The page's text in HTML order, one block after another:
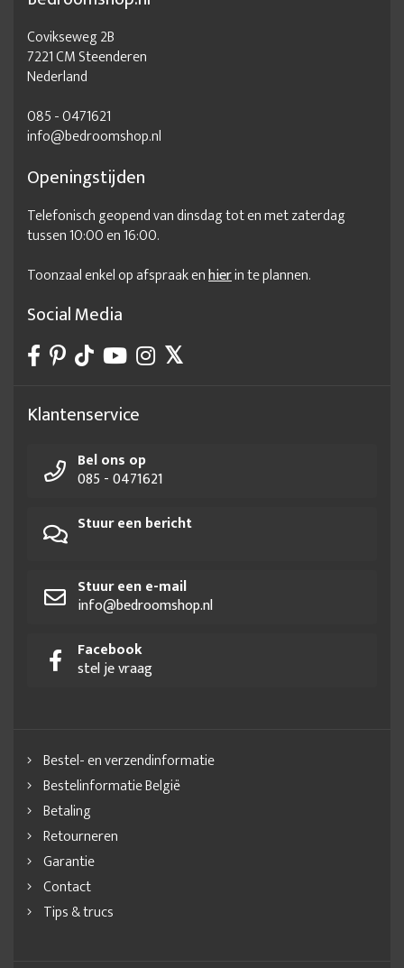
Covikseweg 2B
7221 CM Steenderen
Nederland
085 - 0471621
info@bedroomshop.nl
Openingstijden
Telefonisch geopend van dinsdag tot en met zaterdag
tussen 10:00 en 16:00.
Toonzaal enkel op afspraak enhierin te plannen.
Social Media
Klantenservice
Bel ons op
085 - 0471621
Stuur een bericht
Stuur een e-mail
info@bedroomshop.nl
Facebook
stel je vraag
Bestel- en verzendinformatie
Bestelinformatie België
Betaling
Retourneren
Garantie
Contact
Tips & trucs